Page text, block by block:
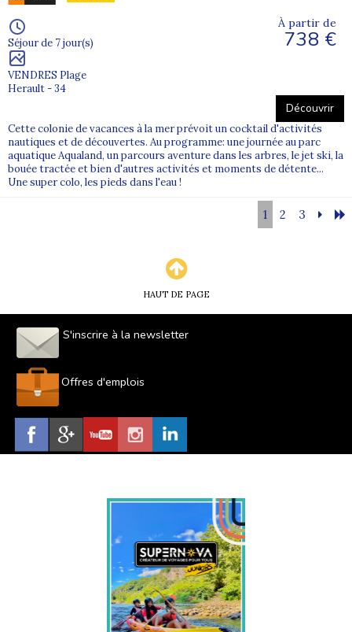
Séjour de 7 jour(s)
VENDRES Plage
Herault - 34
À partir de
738 €
Découvrir
Cette colonie de vacances à la mer prévoit un cocktail d'activités
nautiques et de découvertes. Au programme: une journée au parc
aquatique Aqualand, un parcours aventure dans les arbres, le jet ski, la
bouée tractée et bien d'autres activités et moments de détente...
Une super colo, les pieds dans l'eau !
1 2 3
HAUT DE PAGE
S'inscrire à la newsletter
Offres d'emplois